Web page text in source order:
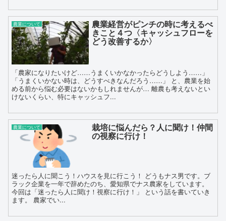
農業について 農業経営がピンチの時に考えるべ
きこと４つ〈キャッシュフローを
どう改善するか〉
「農家になりたいけど……うまくいかなかったらどうしよう……」
「うまくいかない時は、どうすべきなんだろう……」 と、農業を始
める前から悩む必要はないかもしれませんが… 離農も考えないとい
けないくらい、特にキャッシュフ...
農業について 栽培に悩んだら？人に聞け！仲間
の視察に行け！
迷ったら人に聞こう！ハウスを見に行こう！ どうもナス男です。ブ
ラック企業を一年で辞めたのち、愛知県でナス農家をしています。
今回は「迷ったら人に聞け！視察に行け！」 という話を書いていき
ます。 農家でい...